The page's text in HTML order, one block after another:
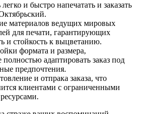
и быстро напечатать и заказать
материалов ведущих мировых
для печати, гарантирующих
и стойкость к выцветанию.
формата и размера,
адаптировать заказ под
предпочтения.
и отпрака заказа, что
клиентами с ограниченными